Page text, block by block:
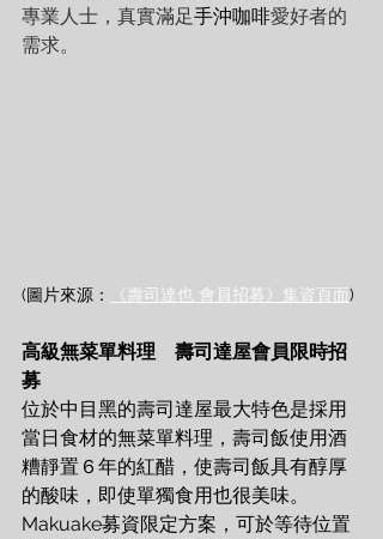
專業人士，真實滿足手沖咖啡愛好者的
需求。
(圖片來源： 《壽司達也 會員招募》集資頁面)
高級無菜單料理　壽司達屋會員限時招
募
位於中目黑的壽司達屋最大特色是採用
當日食材的無菜單料理，壽司飯使用酒
糟靜置６年的紅醋，使壽司飯具有醇厚
的酸味，即使單獨食用也很美味。
Makuake募資限定方案，可於等待位置